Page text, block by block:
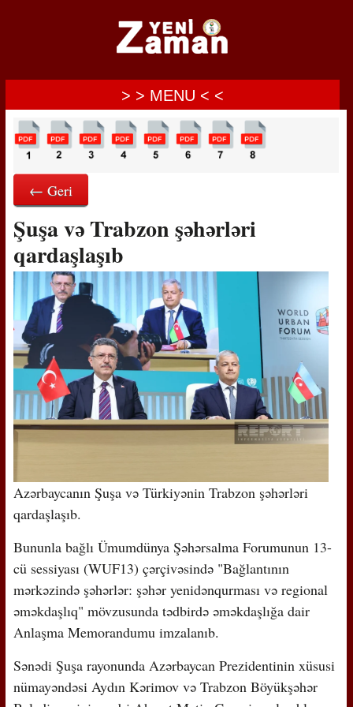
> > MENU < <
← Geri
Şuşa və Trabzon şəhərləri
qardaşlaşıb
Azərbaycanın Şuşa və Türkiyənin Trabzon şəhərləri
qardaşlaşıb.
Bununla bağlı Ümumdünya Şəhərsalma Forumunun 13-
cü sessiyası (WUF13) çərçivəsində "Bağlantının
mərkəzində şəhərlər: şəhər yenidənqurması və regional
əməkdaşlıq" mövzusunda tədbirdə əməkdaşlığa dair
Anlaşma Memorandumu imzalanıb.
Sənədi Şuşa rayonunda Azərbaycan Prezidentinin xüsusi
nümayəndəsi Aydın Kərimov və Trabzon Böyükşəhər